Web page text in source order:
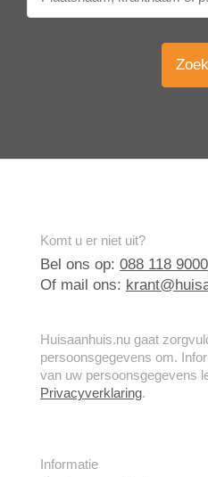
Zoek
Komt u er niet uit?
Bel ons op: 088 118 9000
Of mail ons:
Huisaanhuis.nu gaat
persoonsgegevens om.
van uw persoonsgegevens
Privacyverklaring.
Informatie